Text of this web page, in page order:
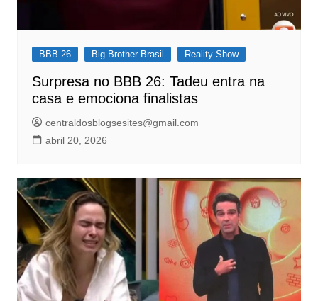
BBB 26 Big Brother Brasil Reality Show
Surpresa no BBB 26: Tadeu entra na
casa e emociona finalistas
centraldosblogsesites@gmail.com
abril 20, 2026